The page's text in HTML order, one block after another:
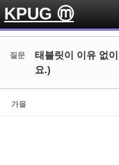
KPUG ⓜ
질문
태블릿이 이유 없
요.)
가을